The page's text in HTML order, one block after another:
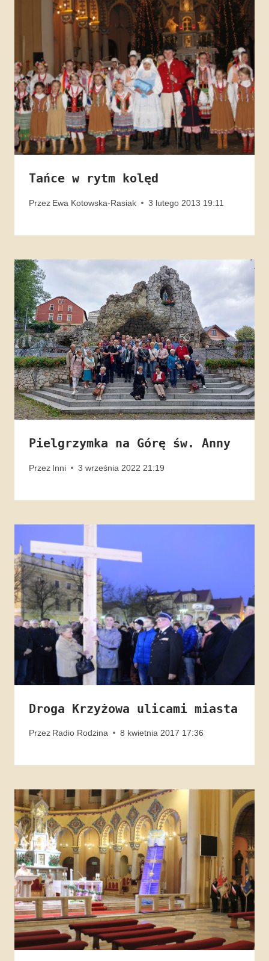
Tańce w rytm kolęd
Przez Ewa Kotowska-Rasiak 3 lutego 2013 19:11
Pielgrzymka na Górę św. Anny
Przez Inni 3 września 2022 21:19
Droga Krzyżowa ulicami miasta
Przez Radio Rodzina 8 kwietnia 2017 17:36